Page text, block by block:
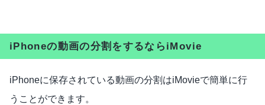
iPhoneの動画の分割をするならiMovie
iPhoneに保存されている動画の分割はiMovieで簡単に行
うことができます。